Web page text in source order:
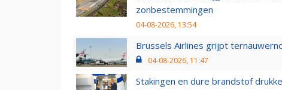
zonbestemmingen
04-08-2026, 13:54
Brussels Airlines grijpt
04-08-2026, 11:47
Stakingen en dure brandstof